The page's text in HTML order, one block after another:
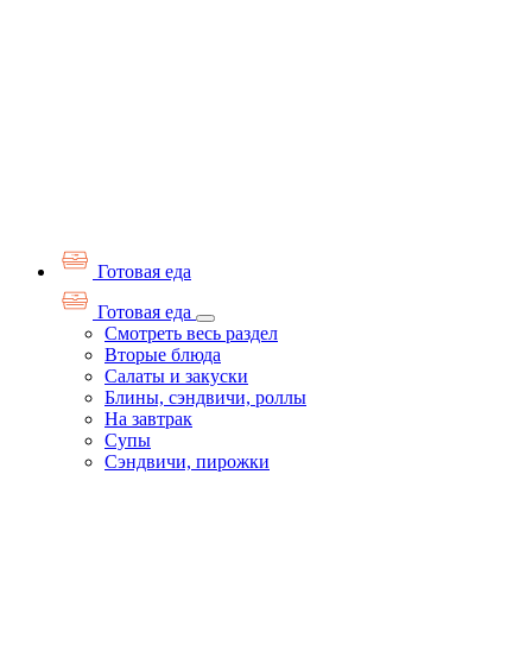
Готовая еда
Готовая еда
Смотреть весь раздел
Вторые блюда
Салаты и закуски
Блины, сэндвичи, роллы
На завтрак
Супы
Сэндвичи, пирожки